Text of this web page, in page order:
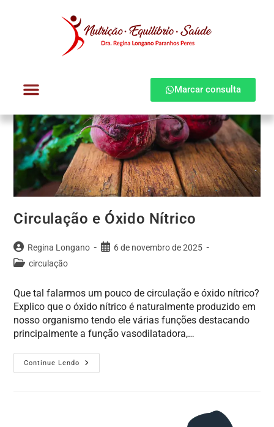
Marcar consulta
Circulação e Óxido Nítrico
Regina Longano
6 de novembro de 2025
circulação
Que tal falarmos um pouco de circulação e óxido nítrico?
Explico que o óxido nítrico é naturalmente produzido em
nosso organismo tendo ele várias funções destacando
principalmente a função vasodilatadora,…
Continue Lendo